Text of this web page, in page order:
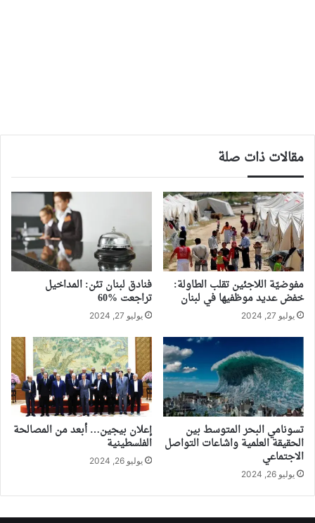
مقالات ذات صلة
مفوضيّة اللاجئين تقلب الطاولة:
خفض عديد موظفيها في لبنان
يوليو 27, 2024
فنادق لبنان تئن: المداخيل
تراجعت %60
يوليو 27, 2024
تسونامي البحر المتوسط بين
الحقيقة العلمية واشاعات التواصل
الاجتماعي
يوليو 26, 2024
إعلان بيجين… أبعد من المصالحة
الفلسطينية
يوليو 26, 2024